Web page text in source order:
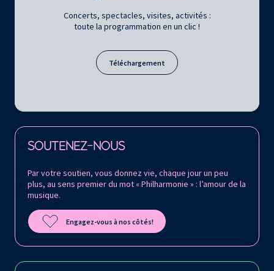
Concerts, spectacles, visites, activités :
toute la programmation en un clic !
Téléchargement
SOUTENEZ-NOUS
Par votre soutien, vous donnez vie, chaque jour un peu
plus, au sens premier du mot « Philharmonie » : l’amour de la
musique.
Engagez-vous à nos côtés!
Retrouvez la Philharmonie de Paris sur